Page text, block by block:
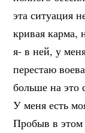
эта ситуация
кривая карма,
я- в ней, у
перестаю
больше на это
У меня есть
Пробыв в этом